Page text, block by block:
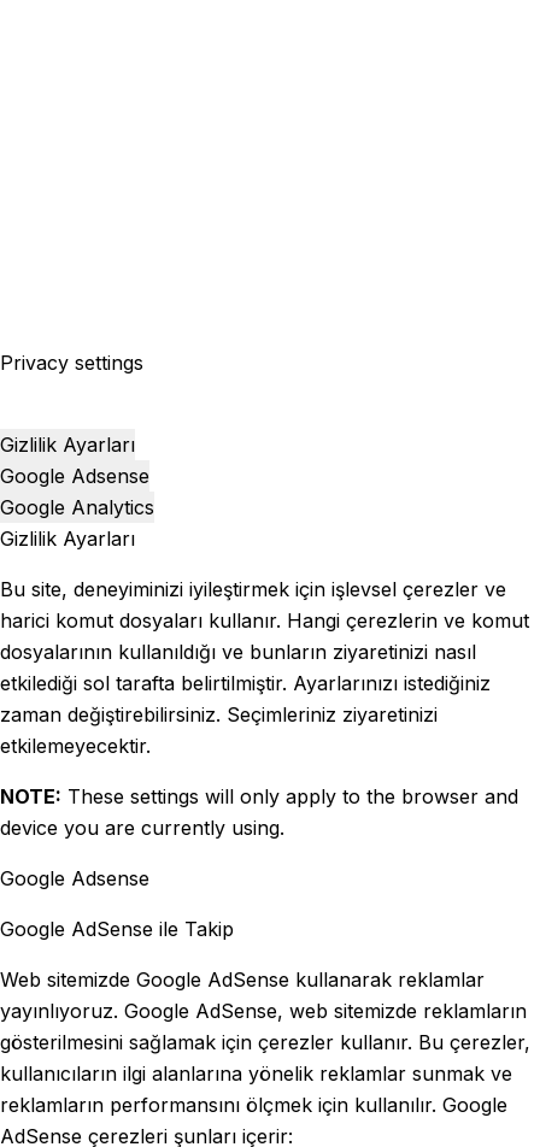
Privacy settings
Gizlilik Ayarları
Google Adsense
Google Analytics
Gizlilik Ayarları
Bu site, deneyiminizi iyileştirmek için işlevsel çerezler ve
harici komut dosyaları kullanır. Hangi çerezlerin ve komut
dosyalarının kullanıldığı ve bunların ziyaretinizi nasıl
etkilediği sol tarafta belirtilmiştir. Ayarlarınızı istediğiniz
zaman değiştirebilirsiniz. Seçimleriniz ziyaretinizi
etkilemeyecektir.
NOTE: These settings will only apply to the browser and
device you are currently using.
Google Adsense
Google AdSense ile Takip
Web sitemizde Google AdSense kullanarak reklamlar
yayınlıyoruz. Google AdSense, web sitemizde reklamların
gösterilmesini sağlamak için çerezler kullanır. Bu çerezler,
kullanıcıların ilgi alanlarına yönelik reklamlar sunmak ve
reklamların performansını ölçmek için kullanılır. Google
AdSense çerezleri şunları içerir: